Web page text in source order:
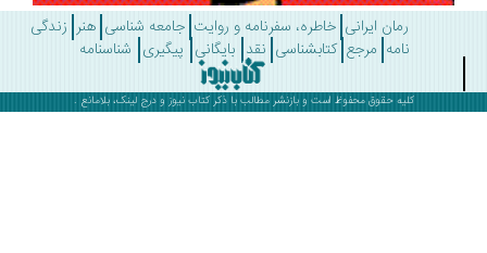
رمان ایرانی خاطره، سفرنامه و روایت جامعه شناسی هنر زندگی
مرجع کتابشناسی نقد بایگانی پیگیری شناسنامه
کلیه حقوق محفوظ است و بازنشر مطالب با ذکرکتاب نیوز و درج لینک، بلامانع .